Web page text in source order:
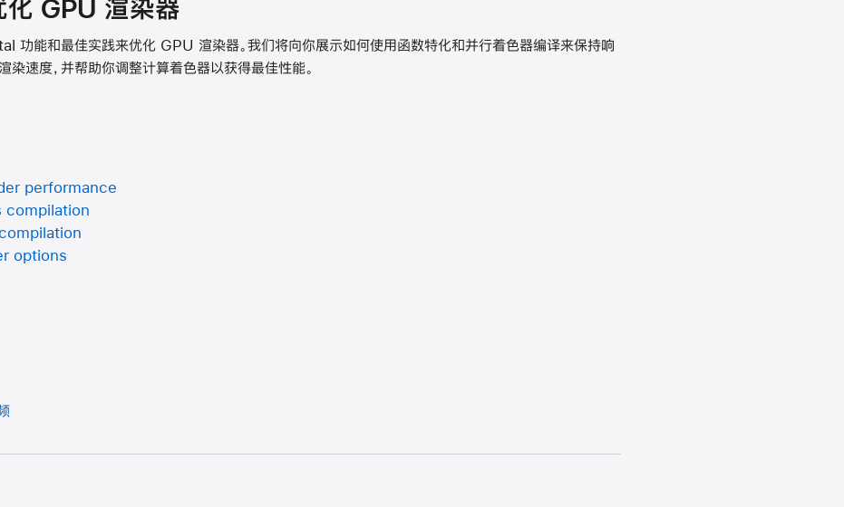
GPU 渲染器
功能和最佳实践来优化 GPU 渲染器。我们将向你展示如何使用函数特化和并行着色器编译来保持响
染速度，并帮助你调整计算着色器以获得最佳性能。
performance
compilation
options